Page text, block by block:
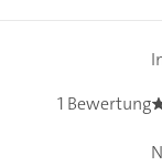
1 Bewertung